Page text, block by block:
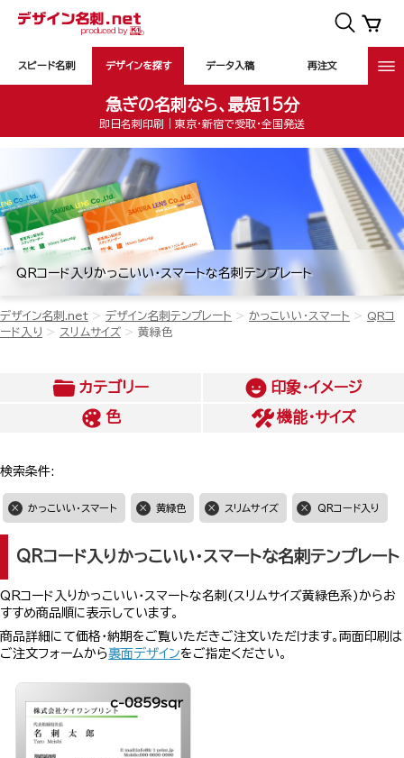
スピード名刺 デザインを探す データ入稿 再注文
急ぎの名刺なら、最短15分
即日名刺印刷｜東京・新宿で受取・全国発送
QRコード入りかっこいい・スマートな名刺テンプレート
デザイン名刺.net デザイン名刺テンプレート かっこいい・スマート
QRコ
ード入り
スリムサイズ 黄緑色
カテゴリー
印象・イメージ
色
機能・サイズ
検索条件:
かっこいい・スマート 黄緑色 スリムサイズ QRコード入り
QRコード入りかっこいい・スマートな名刺テンプレート
QRコード入りかっこいい・スマートな名刺(スリムサイズ黄緑色系)からお
すすめ商品順に表示しています。
商品詳細にて価格・納期をご覧いただきご注文いただけます。両面印刷は
ご注文フォームから裏面デザインをご指定ください。
c-0859sqr